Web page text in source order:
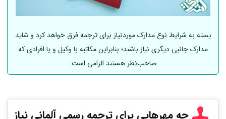
بسته به شرایط نوع مدارک موردنیاز برای ترجمه فرق خواهد کرد و شاید
مدارک جانبی دیگری نیاز باشند؛ بنابراین مکاتبه با وکیل و یا افرادی که
صاحب‌نظر هستند الزامی است.
چه مهرهایی برای ترجمه رسمیآلمانی نیاز